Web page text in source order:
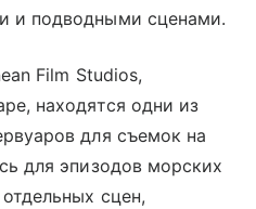
и подводными сценами.
Film Studios,
находятся одни из
для съемок на
для эпизодов морских
сцен,